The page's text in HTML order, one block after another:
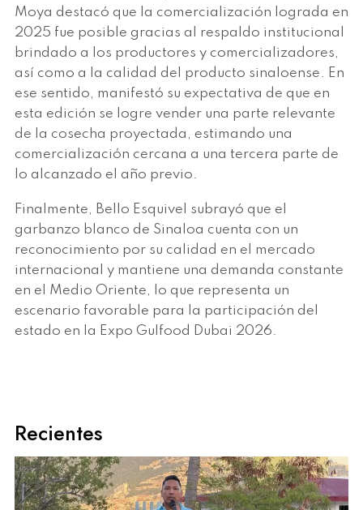
Moya destacó que la comercialización lograda en
2025 fue posible gracias al respaldo institucional
brindado a los productores y comercializadores,
así como a la calidad del producto sinaloense. En
ese sentido, manifestó su expectativa de que en
esta edición se logre vender una parte relevante
de la cosecha proyectada, estimando una
comercialización cercana a una tercera parte de
lo alcanzado el año previo.
Finalmente, Bello Esquivel subrayó que el
garbanzo blanco de Sinaloa cuenta con un
reconocimiento por su calidad en el mercado
internacional y mantiene una demanda constante
en el Medio Oriente, lo que representa un
escenario favorable para la participación del
estado en la Expo Gulfood Dubai 2026.
Recientes